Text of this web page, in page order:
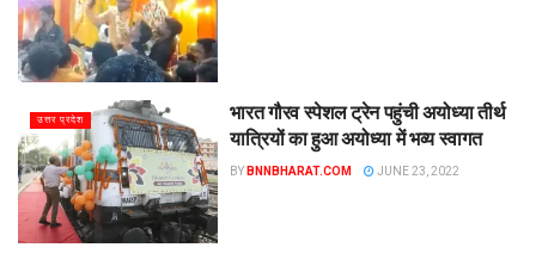
उत्तर प्रदेश
भारत गौरव स्पेशल ट्रेन पहुंची अयोध्या तीर्थ
यात्रियों का हुआ अयोध्या में भव्य स्वागत
BY BNNBHARAT.COM JUNE 23, 2022